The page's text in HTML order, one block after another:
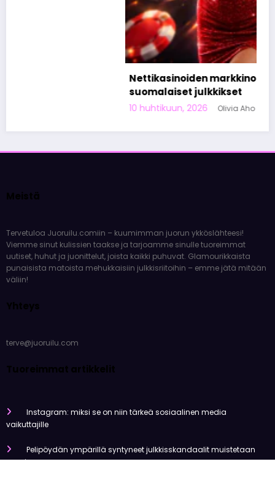
Nettikasinoiden markkinoinnista tunnetut
suomalaiset julkkikset
Olivia Aho
Meistä
Tervetuloa Juoruilu.comiin – kuumimman juorun ykköslähteesi!
Viemme sinut kulissien taakse ja tarjoamme sinulle tuoreimmat
uutiset, huhut ja juonittelut, joista kaikki puhuvat. Glamourikkaista
punaisista matoista mehukkaisiin julkkisriitoihin – emme jätä mitään
Yhteys
terve@juoruilu.com
Tuoreimmat artikkelit
Instagram: miksi se on niin tärkeä sosiaalinen media
vaikuttajille
Pelipöydän ympärillä syntyneet julkkisskandaalit muistetaan